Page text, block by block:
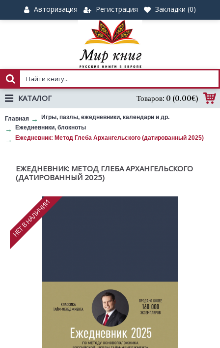
Авторизация Регистрация Закладки (0)
Товаров: 0 (0.00€)
КАТАЛОГ
Главная
Игры, пазлы, ежедневники, календари и др.
Ежедневники, блокноты
Ежедневник: Метод Глеба Архангельского (датированный 2025)
ЕЖЕДНЕВНИК: МЕТОД ГЛЕБА АРХАНГЕЛЬСКОГО
(ДАТИРОВАННЫЙ 2025)
НЕТ В НАЛИЧИИ